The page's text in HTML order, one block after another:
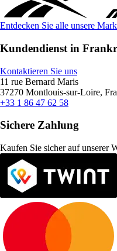
Entdecken Sie alle unsere
Kundendienst in
Kontaktieren Sie uns
11 rue Bernard Maris
37270 Montlouis-sur-Loire,
+33 1 86 47 62 58
Sichere Zahlung
Kaufen Sie sicher auf unserer